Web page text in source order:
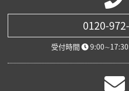
0120-
受付時間 9:00∼17:30